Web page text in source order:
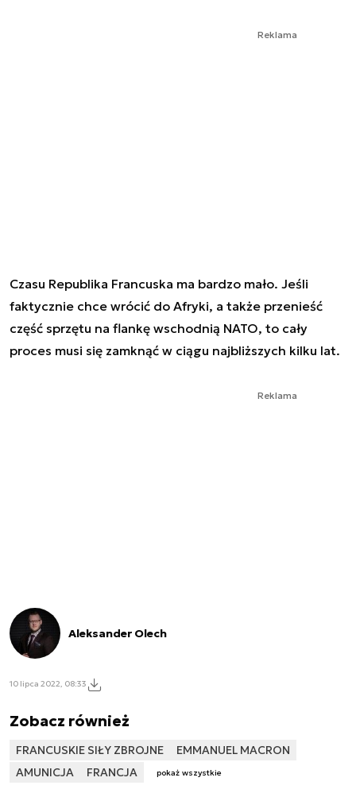
Reklama
Czasu Republika Francuska ma bardzo mało. Jeśli
faktycznie chce wrócić do Afryki, a także przenieść
część sprzętu na flankę wschodnią NATO, to cały
proces musi się zamknąć w ciągu najbliższych kilku lat.
Reklama
Aleksander Olech
10 lipca 2022, 08:33
Zobacz również
FRANCUSKIE SIŁY ZBROJNE
EMMANUEL MACRON
AMUNICJA
FRANCJA pokaż wszystkie